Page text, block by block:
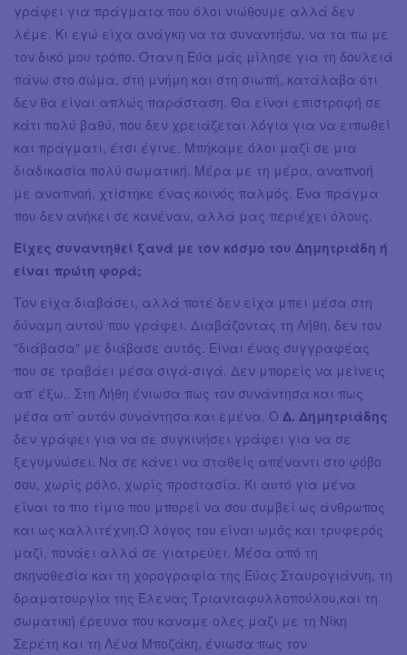
γράφει για πράγματα που όλοι νιώθουμε αλλά δεν
λέμε. Κι εγώ είχα ανάγκη να τα συναντήσω, να τα πω με
τον δικό μου τρόπο. Όταν η Εύα μάς μίλησε για τη δουλειά
πάνω στο σώμα, στη μνήμη και στη σιωπή, κατάλαβα ότι
δεν θα είναι απλώς παράσταση. Θα είναι επιστροφή σε
κάτι πολύ βαθύ, που δεν χρειάζεται λόγια για να ειπωθεί
και πράγματι, έτσι έγινε. Μπήκαμε όλοι μαζί σε μια
διαδικασία πολύ σωματική. Μέρα με τη μέρα, αναπνοή
με αναπνοή, χτίστηκε ένας κοινός παλμός. Ένα πράγμα
που δεν ανήκει σε κανέναν, αλλά μας περιέχει όλους.
Είχες συναντηθεί ξανά με τον κόσμο του Δημητριάδη ή
είναι πρώτη φορά;
Τον είχα διαβάσει, αλλά ποτέ δεν είχα μπει μέσα στη
δύναμη αυτού που γράφει. Διαβάζοντας τη Λήθη, δεν τον
"διάβασα" με διάβασε αυτός. Είναι ένας συγγραφέας
που σε τραβάει μέσα σιγά-σιγά. Δεν μπορείς να μείνεις
απ’ έξω.. Στη Λήθη ένιωσα πως τον συνάντησα και πως
μέσα απ’ αυτόν συνάντησα και εμένα. Ο Δ. Δημητριάδης
δεν γράφει για να σε συγκινήσει γράφει για να σε
ξεγυμνώσει. Να σε κάνει να σταθείς απέναντι στο φόβο
σου, χωρίς ρόλο, χωρίς προστασία. Κι αυτό για μένα
είναι το πιο τίμιο που μπορεί να σου συμβεί ως άνθρωπος
και ως καλλιτέχνη.Ο λόγος του είναι ωμός και τρυφερός
μαζί, πονάει αλλά σε γιατρεύει. Μέσα από τη
σκηνοθεσία και τη χορογραφία της Εύας Σταυρογιάννη, τη
δραματουργία της Έλενας Τριανταφυλλοπούλου,και τη
σωματική έρευνα που καναμε ολες μαζι με τη Νίκη
Σερέτη και τη Λένα Μποζάκη, ένιωσα πως τον